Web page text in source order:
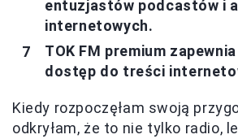
entuzjastów podcastów i
internetowych.
TOK FM premium
dostęp do treści
Kiedy rozpoczęłam swoją
odkryłam, że to nie tylko radio,